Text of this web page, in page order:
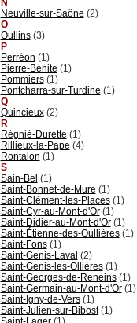
N
Neuville-sur-Saône (2)
O
Oullins(3)
P
Perréon (1)
Pierre-Bénite (1)
Pommiers(1)
Pontcharra-sur-Turdine (1)
Q
Quincieux(2)
R
Régnié-Durette (1)
Rillieux-la-Pape (4)
Rontalon (1)
S
Sain-Bel (1)
Saint-Bonnet-de-Mure (1)
Saint-Clément-les-Places(1)
Saint-Cyr-au-Mont-d'Or(1)
Saint-Didier-au-Mont-d'Or(1)
Saint-Étienne-des-Oullières(1)
Saint-Fons(1)
Saint-Genis-Laval (2)
Saint-Genis-les-Ollières(1)
Saint-Georges-de-Reneins(1)
Saint-Germain-au-Mont-d'Or(1)
Saint-Igny-de-Vers(1)
Saint-Julien-sur-Bibost(1)